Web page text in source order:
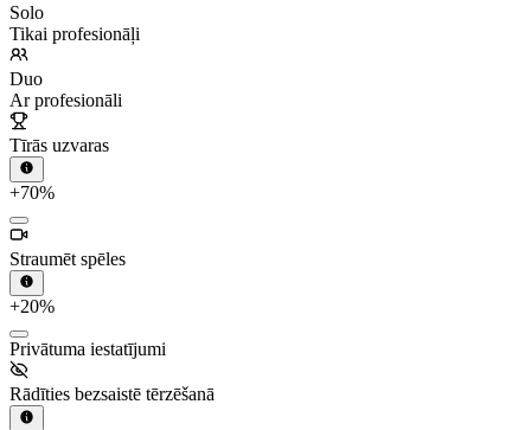
Solo
Tikai profesionāļi
Duo
Ar profesionāli
Tīrās uzvaras
+70%
Straumēt spēles
+20%
Privātuma iestatījumi
Rādīties bezsaistē tērzēšanā